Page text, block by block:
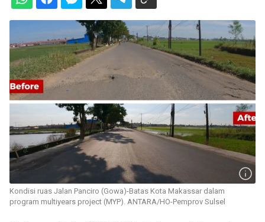
Kondisi ruas Jalan Panciro (Gowa)-Batas Kota Makassar dalam
program multiyears project (MYP). ANTARA/HO-Pemprov Sulsel